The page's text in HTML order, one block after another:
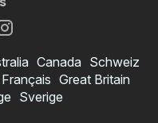
Canada Schweiz
Français Great Britain
Sverige